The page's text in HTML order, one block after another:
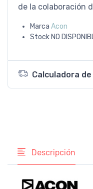
de la colaboración
Marca Acon
Stock NO
Calculadora
Descripción